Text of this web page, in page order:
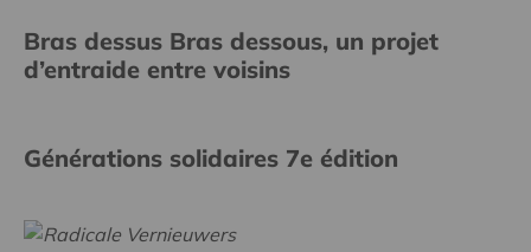
Bras dessus Bras dessous, un projet
d’entraide entre voisins
Générations solidaires 7e édition